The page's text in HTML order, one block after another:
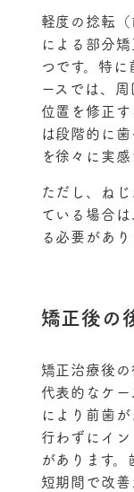
軽度の捻転
による部分
つです。特
ースでは、
位置を修正
は段階的に
を徐々に実感
ただし、ね
ている場合
る必要があり
矯正後の
矯正治療後
代表的なケ
により前歯
行わずにイ
があります
短期間で改